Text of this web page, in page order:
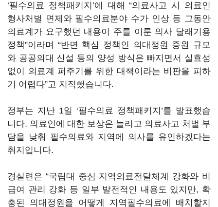
‘필수의료 정책패키지’에 대해 “의료사고 시 의료인
형사처벌 면제와 필수의료분야 수가 인상 등 그동안
의료계가 요구했던 내용이 주를 이룬 의사 달래기용
정책”이라며 “반면 핵심 정책인 의대정원 증원 규모
와 공공의대 신설 등의 양성 방식은 빠지면서 실효성
없이 의료계 퍼주기를 위한 대책이라는 비판을 피하
기 어렵다”고 지적했습니다.
정부는 지난 1일 ‘필수의료 정책패키지’를 발표했습
니다. 의료인에 대한 보상은 늘리고 의료사고 처벌 부
담을 낮춰 필수의료와 지역에 의사를 유인하겠다는
취지입니다.
경실련은 “국립대 중심 지역의료전달체계 강화와 비
급여 관리 강화 등 일부 발전적인 내용도 있지만, 확
충된 의대정원을 어떻게 지역필수의료에 배치할지